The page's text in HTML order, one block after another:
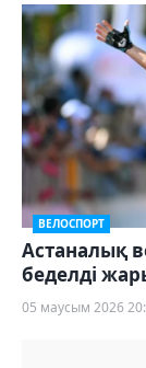
ВЕЛОСПОРТ
Астаналық
беделді
05 маусым 2026